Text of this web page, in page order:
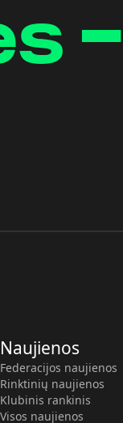
-
Naujienos
Federacijos naujienos
Rinktinių naujienos
Klubinis rankinis
Visos naujienos